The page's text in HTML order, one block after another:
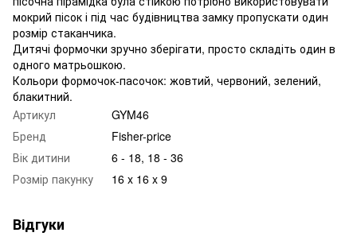
мокрий пісок і під час будівництва замку пропускати один
розмір стаканчика.
Дитячі формочки зручно зберігати, просто складіть один в
одного матрьошкою.
Кольори формочок-пасочок: жовтий, червоний, зелений,
блакитний.
Артикул
GYM46
Бренд
Fisher-price
Вік дитини
6 - 18, 18 - 36
Розмір пакунку
‎16 x 16 x 9
Відгуки